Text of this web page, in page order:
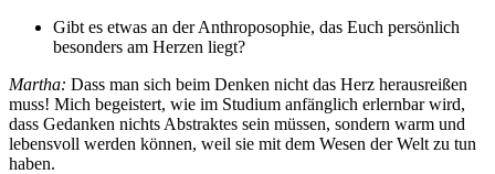
Gibt es etwas an der Anthroposophie, das Euch persönlich
besonders am Herzen liegt?
Martha: Dass man sich beim Denken nicht das Herz herausreißen
muss! Mich begeistert, wie im Studium anfänglich erlernbar wird,
dass Gedanken nichts Abstraktes sein müssen, sondern warm und
lebensvoll werden können, weil sie mit dem Wesen der Welt zu tun
haben.